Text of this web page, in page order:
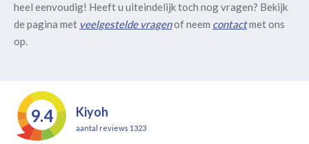
heel eenvoudig! Heeft u uiteindelijk toch nog vragen? Bekijk
de pagina met veelgestelde vragenof neem contactmet ons
op.
9.4 Kiyoh
aantal reviews 1323